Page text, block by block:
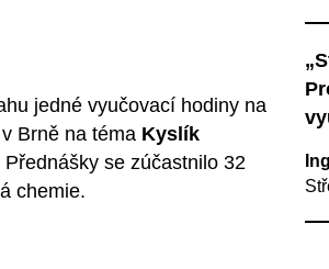
jedné vyučovací hodiny na
Brně na téma Kyslík
Přednášky se zúčastnilo 32
chemie.